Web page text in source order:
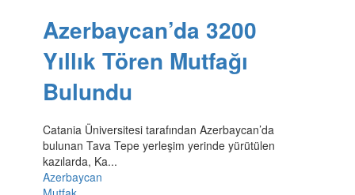
Azerbaycan’da 3200
Yıllık Tören Mutfağı
Bulundu
Catania Üniversitesi tarafından Azerbaycan’da
bulunan Tava Tepe yerleşim yerinde yürütülen
kazılarda, Ka...
Azerbaycan